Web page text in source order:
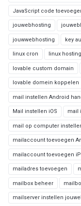
JavaScript code
jouwebhosting
jouwwebhosting key
linux cron linux hosting
lovable custom domain
lovable domein koppelen
mail instellen Android
Mail instellen iOS mail
mail op computer
mailaccount toevoegen
mailaccount toevoegen
mailadres toevoegen
mailbox beheer
mailserver instellen